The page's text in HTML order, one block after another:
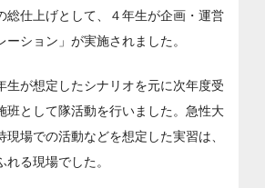
総仕上げとして、４年生が企画・運営
ション」が実施されました。
生が想定したシナリオを元に次年度受
班として隊活動を行いました。急性大
場での活動などを想定した実習は、
る現場でした。